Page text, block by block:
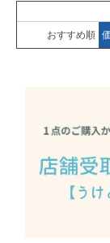
おすすめ順